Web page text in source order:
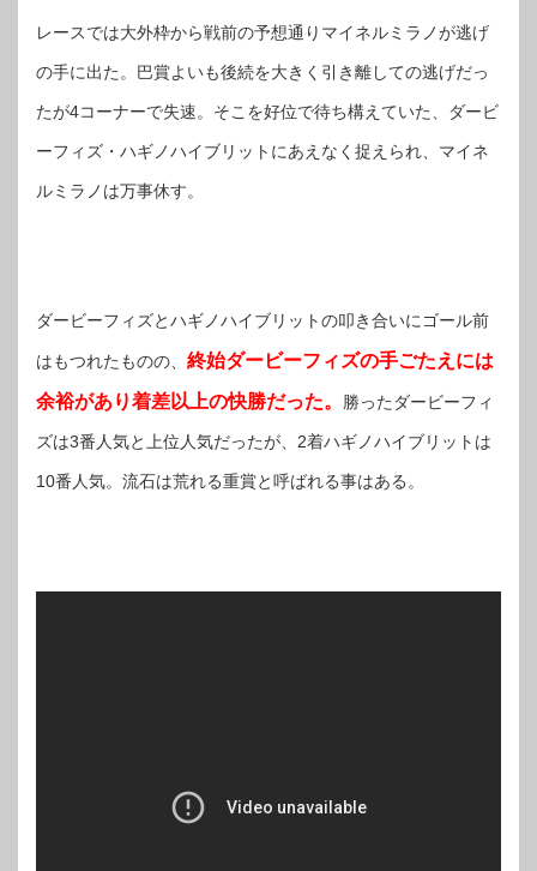
レースでは大外枠から戦前の予想通りマイネルミラノが逃げ
の手に出た。巴賞よいも後続を大きく引き離しての逃げだっ
たが4コーナーで失速。そこを好位で待ち構えていた、ダービ
ーフィズ・ハギノハイブリットにあえなく捉えられ、マイネ
ルミラノは万事休す。
ダービーフィズとハギノハイブリットの叩き合いにゴール前
はもつれたものの、 終始ダービーフィズの手ごたえには
余裕があり着差以上の快勝だった。 勝ったダービーフィ
ズは3番人気と上位人気だったが、2着ハギノハイブリットは
10番人気。流石は荒れる重賞と呼ばれる事はある。